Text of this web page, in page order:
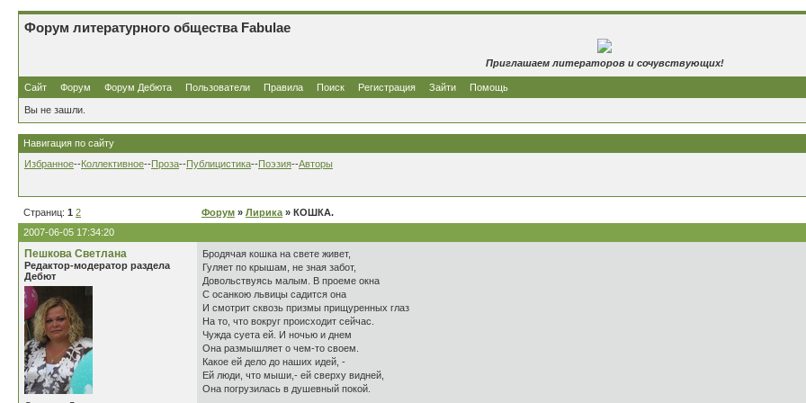
Форум литературного общества Fabulae
Приглашаем литераторов и сочувствующих!
Сайт Форум Форум Дебюта Пользователи Правила Поиск Регистрация Зайти Помощь
Вы не зашли.
Навигация по сайту
Избранное--Коллективное--Проза--Публицистика--Поэзия--Авторы
Страниц: 1 2 Форум » Лирика » КОШКА.
2007-06-05 17:34:20
Пешкова Светлана
Редактор-модератор раздела
Дебют
Бродячая кошка на свете живет,
Гуляет по крышам, не зная забот,
Довольствуясь малым. В проеме окна
С осанкою львицы садится она
И смотрит сквозь призмы прищуренных глаз
На то, что вокруг происходит сейчас.
Чужда суета ей. И ночью и днем
Она размышляет о чем-то своем.
Какое ей дело до наших идей, -
Ей люди, что мыши,- ей сверху видней,
Она погрузилась в душевный покой.